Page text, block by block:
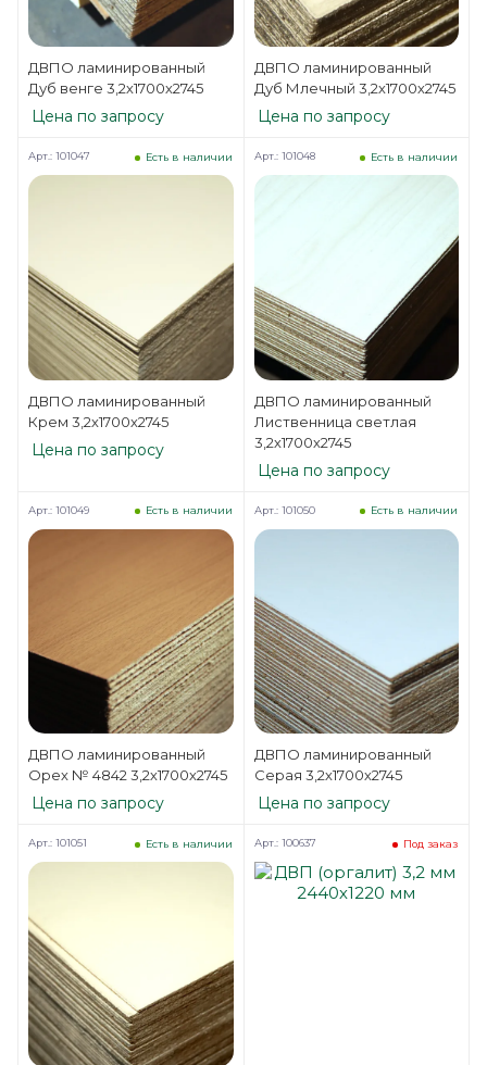
ДВПО ламинированный
Дуб венге 3,2х1700х2745
Цена по запросу
ДВПО ламинированный
Дуб Млечный 3,2х1700х2745
Цена по запросу
ДВПО ламинированный
Крем 3,2х1700х2745
Есть в наличии
Арт.: 101047
Цена по запросу
ДВПО ламинированный
Лиственница светлая
3,2х1700х2745
Есть в наличии
Арт.: 101048
Цена по запросу
ДВПО ламинированный
Орех № 4842 3,2х1700х2745
Есть в наличии
Арт.: 101049
Цена по запросу
ДВПО ламинированный
Серая 3,2х1700х2745
Есть в наличии
Арт.: 101050
Цена по запросу
Есть в наличии
Арт.: 101051 Под заказ
Арт.: 100637